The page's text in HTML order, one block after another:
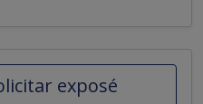
exposé